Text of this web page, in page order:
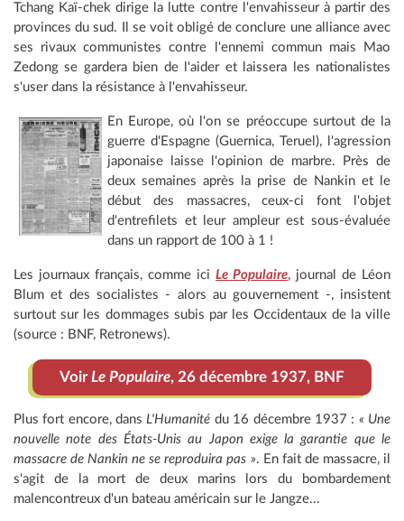
Tchang Kaï-chek dirige la lutte contre l'envahisseur à partir des
provinces du sud. Il se voit obligé de conclure une alliance avec
ses rivaux communistes contre l'ennemi commun mais Mao
Zedong se gardera bien de l'aider et laissera les nationalistes
s'user dans la résistance à l'envahisseur.
En Europe, où l'on se préoccupe surtout de la
guerre d'Espagne (Guernica, Teruel), l'agression
japonaise laisse l'opinion de marbre. Près de
deux semaines après la prise de Nankin et le
début des massacres, ceux-ci font l'objet
d'entrefilets et leur ampleur est sous-évaluée
dans un rapport de 100 à 1 !
Les journaux français, comme ici Le Populaire, journal de Léon
Blum et des socialistes - alors au gouvernement -, insistent
surtout sur les dommages subis par les Occidentaux de la ville
(source : BNF, Retronews).
VoirLe Populaire, 26 décembre 1937, BNF
Plus fort encore, dansL'Humanité du 16 décembre 1937 : « Une
nouvelle note des États-Unis au Japon exige la garantie que le
massacre de Nankin ne se reproduira pas ». En fait de massacre, il
s'agit de la mort de deux marins lors du bombardement
malencontreux d'un bateau américain sur le Jangze...